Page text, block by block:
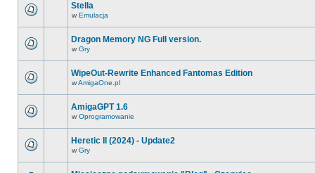
Stella
w Emulacja
Dragon Memory NG Full version.
w Gry
WipeOut-Rewrite Enhanced Fantomas Edition
wAmigaOne.pl
AmigaGPT 1.6
w Oprogramowanie
Heretic II (2024) - Update2
w Gry